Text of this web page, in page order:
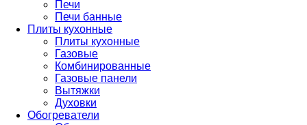
Печи
Печи банные
Плиты кухонные
Плиты кухонные
Газовые
Комбинированные
Газовые панели
Вытяжки
Духовки
Обогреватели